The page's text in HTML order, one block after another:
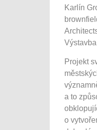
Karlín
Projekt
a to
o